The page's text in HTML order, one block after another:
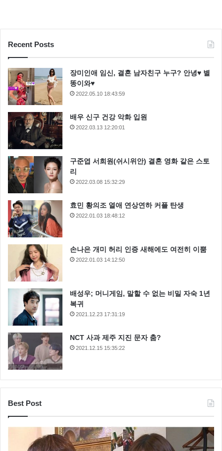
Recent Posts
장미인애 임신, 결혼 남자친구 누구? 안녕♥ 별
똥이와♥
2022.05.10 18:43:59
배우 신구 건강 악화 입원
2022.03.13 12:20:01
구준엽 서희원(쉬시위안) 결혼 영화 같은 스토
리
2022.03.08 15:32:29
효민 황의조 열애 연상연하 커플 탄생
2022.01.03 18:48:12
손나은 개미 허리 인증 새해에도 여전히 이뿜
2022.01.03 14:12:50
배성우; 머니게임, 말할 수 없는 비밀 자숙 1년
복귀
2021.12.23 17:31:19
NCT 사과 제주 지진 문자 춤?
2021.12.15 15:35:22
Best Post